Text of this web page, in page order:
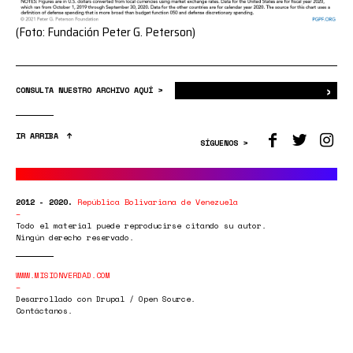
(Foto: Fundación Peter G. Peterson)
CONSULTA NUESTRO ARCHIVO AQUÍ > ›
IR ARRIBA
SÍGUENOS >
2012 - 2020. República Bolivariana de Venezuela
Todo el material puede reproducirse citando su autor.
Ningún derecho reservado.
WWW.MISIONVERDAD.COM
Desarrollado con Drupal / Open Source.
Contáctanos.